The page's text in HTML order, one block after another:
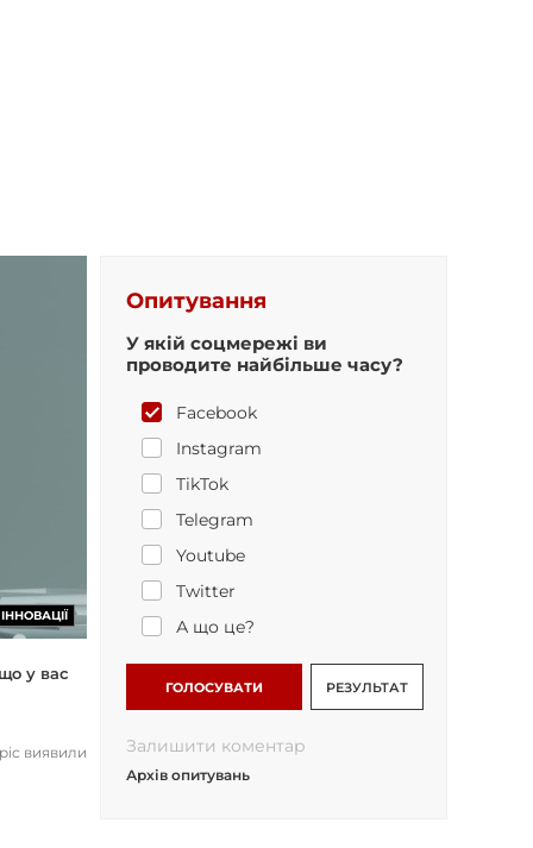
ІННОВАЦІЇ
у вас
виявили
Опитування
У якій соцмережі ви
проводите найбільше часу?
Facebook
Instagram
TikTok
Telegram
Youtube
Twitter
А що це?
ГОЛОСУВАТИ РЕЗУЛЬТАТ
Залишити коментар
Архів опитувань